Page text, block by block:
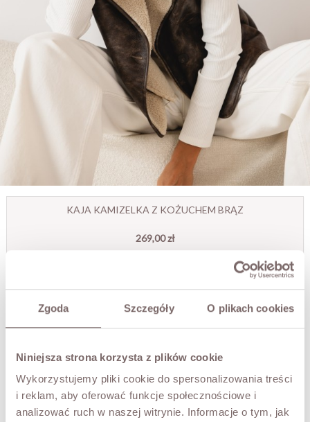
Zgoda Szczegóły O plikach cookies
Niniejsza strona korzysta z plików cookie
Wykorzystujemy pliki cookie do spersonalizowania treści
i reklam, aby oferować funkcje społecznościowe i
analizować ruch w naszej witrynie. Informacje o tym, jak
KAJA KAMIZELKA Z KOŻUCHEM BRĄZ
269,00 zł
S M L
TEN ROZMIAR AKTUALNIE JEST NIEDOSTĘPNY
Podaj adres email, aby otrzymać powiadomienie gdy będzie dostępny